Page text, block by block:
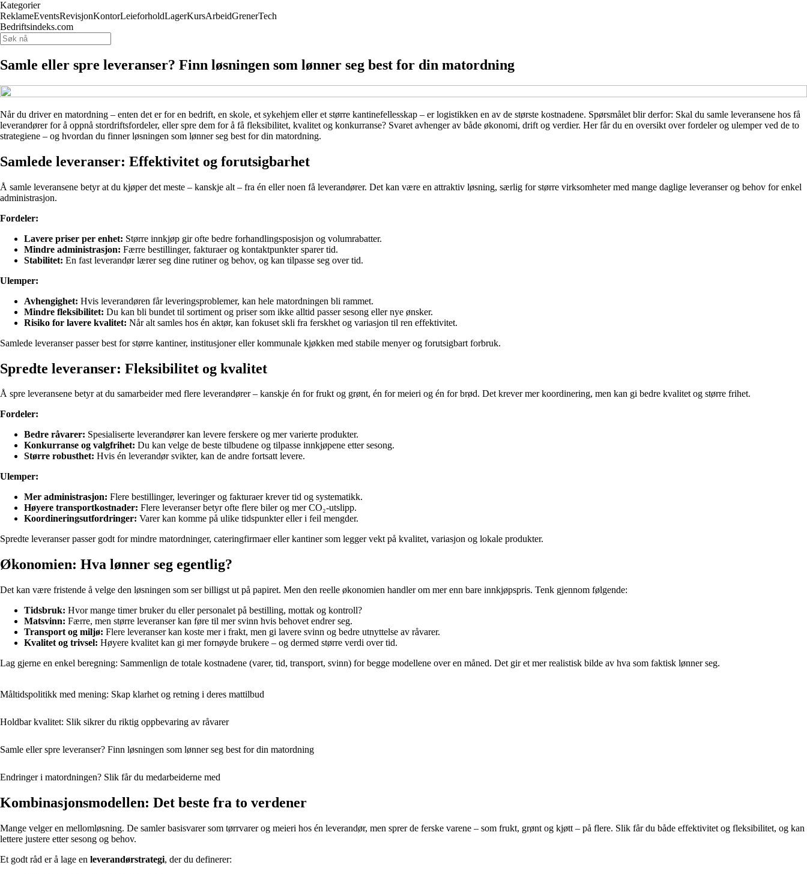
Kategorier
ReklameEventsRevisjonKontorLeieforholdLagerKursArbeidGrenerTech
Bedriftsindeks.com
Samle eller spre leveranser? Finn løsningen som lønner seg best for din matordning
Når du driver en matordning – enten det er for en bedrift, en skole, et sykehjem eller et større kantinefellesskap – er logistikken en av de største kostnadene. Spørsmålet blir derfor: Skal du samle leveransene hos få
leverandører for å oppnå stordriftsfordeler, eller spre dem for å få fleksibilitet, kvalitet og konkurranse? Svaret avhenger av både økonomi, drift og verdier. Her får du en oversikt over fordeler og ulemper ved de to
strategiene – og hvordan du finner løsningen som lønner seg best for din matordning.
Samlede leveranser: Effektivitet og forutsigbarhet
Å samle leveransene betyr at du kjøper det meste – kanskje alt – fra én eller noen få leverandører. Det kan være en attraktiv løsning, særlig for større virksomheter med mange daglige leveranser og behov for enkel
administrasjon.
Fordeler:
Lavere priser per enhet: Større innkjøp gir ofte bedre forhandlingsposisjon og volumrabatter.
Mindre administrasjon: Færre bestillinger, fakturaer og kontaktpunkter sparer tid.
Stabilitet: En fast leverandør lærer seg dine rutiner og behov, og kan tilpasse seg over tid.
Ulemper:
Avhengighet: Hvis leverandøren får leveringsproblemer, kan hele matordningen bli rammet.
Mindre fleksibilitet: Du kan bli bundet til sortiment og priser som ikke alltid passer sesong eller nye ønsker.
Risiko for lavere kvalitet: Når alt samles hos én aktør, kan fokuset skli fra ferskhet og variasjon til ren effektivitet.
Samlede leveranser passer best for større kantiner, institusjoner eller kommunale kjøkken med stabile menyer og forutsigbart forbruk.
Spredte leveranser: Fleksibilitet og kvalitet
Å spre leveransene betyr at du samarbeider med flere leverandører – kanskje én for frukt og grønt, én for meieri og én for brød. Det krever mer koordinering, men kan gi bedre kvalitet og større frihet.
Fordeler:
Bedre råvarer: Spesialiserte leverandører kan levere ferskere og mer varierte produkter.
Konkurranse og valgfrihet: Du kan velge de beste tilbudene og tilpasse innkjøpene etter sesong.
Større robusthet: Hvis én leverandør svikter, kan de andre fortsatt levere.
Ulemper:
Mer administrasjon: Flere bestillinger, leveringer og fakturaer krever tid og systematikk.
Høyere transportkostnader: Flere leveranser betyr ofte flere biler og mer CO₂-utslipp.
Koordineringsutfordringer: Varer kan komme på ulike tidspunkter eller i feil mengder.
Spredte leveranser passer godt for mindre matordninger, cateringfirmaer eller kantiner som legger vekt på kvalitet, variasjon og lokale produkter.
Økonomien: Hva lønner seg egentlig?
Det kan være fristende å velge den løsningen som ser billigst ut på papiret. Men den reelle økonomien handler om mer enn bare innkjøpspris. Tenk gjennom følgende:
Tidsbruk: Hvor mange timer bruker du eller personalet på bestilling, mottak og kontroll?
Matsvinn: Færre, men større leveranser kan føre til mer svinn hvis behovet endrer seg.
Transport og miljø: Flere leveranser kan koste mer i frakt, men gi lavere svinn og bedre utnyttelse av råvarer.
Kvalitet og trivsel: Høyere kvalitet kan gi mer fornøyde brukere – og dermed større verdi over tid.
Lag gjerne en enkel beregning: Sammenlign de totale kostnadene (varer, tid, transport, svinn) for begge modellene over en måned. Det gir et mer realistisk bilde av hva som faktisk lønner seg.
Måltidspolitikk med mening: Skap klarhet og retning i deres mattilbud
Holdbar kvalitet: Slik sikrer du riktig oppbevaring av råvarer
Samle eller spre leveranser? Finn løsningen som lønner seg best for din matordning
Endringer i matordningen? Slik får du medarbeiderne med
Kombinasjonsmodellen: Det beste fra to verdener
Mange velger en mellomløsning. De samler basisvarer som tørrvarer og meieri hos én leverandør, men sprer de ferske varene – som frukt, grønt og kjøtt – på flere. Slik får du både effektivitet og fleksibilitet, og kan
lettere justere etter sesong og behov.
Et godt råd er å lage en leverandørstrategi, der du definerer: